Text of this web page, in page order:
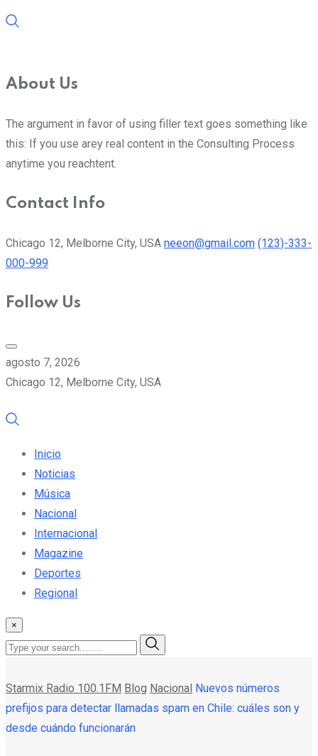
About Us
The argument in favor of using filler text goes something like
this: If you use arey real content in the Consulting Process
anytime you reachtent.
Contact Info
Chicago 12, Melborne City, USA neeon@gmail.com (123)-333-
000-999
Follow Us
agosto 7, 2026
Chicago 12, Melborne City, USA
Inicio
Noticias
Música
Nacional
Internacional
Magazine
Deportes
Regional
×
Starmix Radio 100.1FM Blog Nacional Nuevos números
prefijos para detectar llamadas spam en Chile: cuáles son y
desde cuándo funcionarán